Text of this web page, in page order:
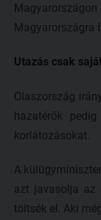
Magyarországra
Utazás csak
Olaszország
hazatérők
korlátozásokat.
A
azt javasolja az
töltsék el. Aki